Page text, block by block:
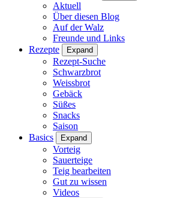
Aktuell
Über diesen Blog
Auf der Walz
Freunde und Links
Rezepte
Expand
Rezept-Suche
Schwarzbrot
Weissbrot
Gebäck
Süßes
Snacks
Saison
Basics
Expand
Vorteig
Sauerteige
Teig bearbeiten
Gut zu wissen
Videos